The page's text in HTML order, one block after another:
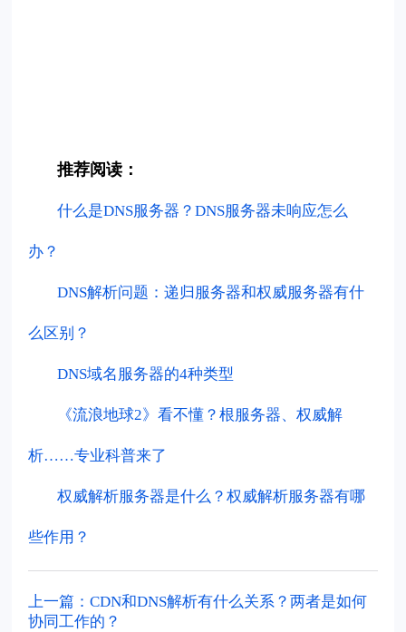
推荐阅读：
什么是DNS服务器？DNS服务器未响应怎么
办？
DNS解析问题：递归服务器和权威服务器有什
么区别？
DNS域名服务器的4种类型
《流浪地球2》看不懂？根服务器、权威解
析……专业科普来了
权威解析服务器是什么？权威解析服务器有哪
些作用？
上一篇：CDN和DNS解析有什么关系？两者是如何
协同工作的？